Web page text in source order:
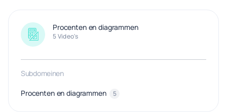
Procenten en diagrammen
5 Video's
Subdomeinen
Procenten en diagrammen 5